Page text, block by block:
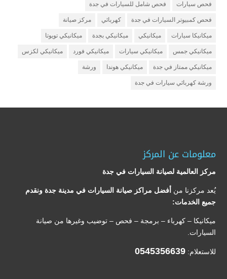
فحص سيارات فحص شامل للسيارات في جدة
فحص كمبيوتر السيارات في جدة كهربائي مركز صيانة
ميكانيكا سيارات ميكانيكي ميكانيكي بجدة ميكانيكي تويوتا
ميكانيكي جمس ميكانيكي سيارات ميكانيكي فورد ميكانيكي لكزس
ميكانيكي ممتاز في جدة ميكانيكي هوندا ورشة
ورشة كهربائي سيارات في جدة
معلومات عن المركز
مركز العالمية لصيانة السيارات في جدة
يُعد مركزنا من أفضل مراكز صيانة السيارات في مدينة جدة ونقدم
جميع الخدمات:
ميكانيكا – كهرباء – برمجة – فحص – توضيب وغيرها من صيانة
السيارات.
للاستعلام: 0545356639